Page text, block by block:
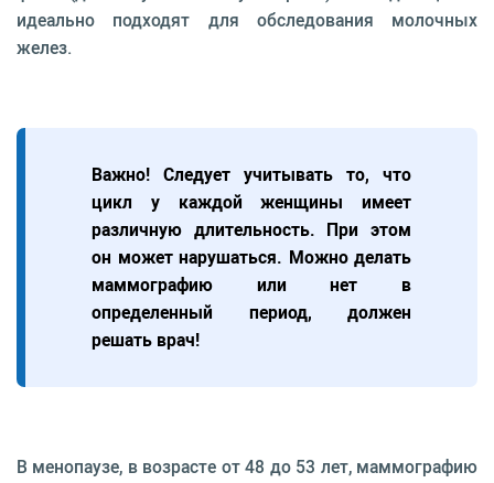
идеально подходят для обследования молочных
желез.
Важно! Следует учитывать то, что
цикл у каждой женщины имеет
различную длительность. При этом
он может нарушаться. Можно делать
маммографию или нет в
определенный период, должен
решать врач!
В менопаузе, в возрасте от 48 до 53 лет, маммографию